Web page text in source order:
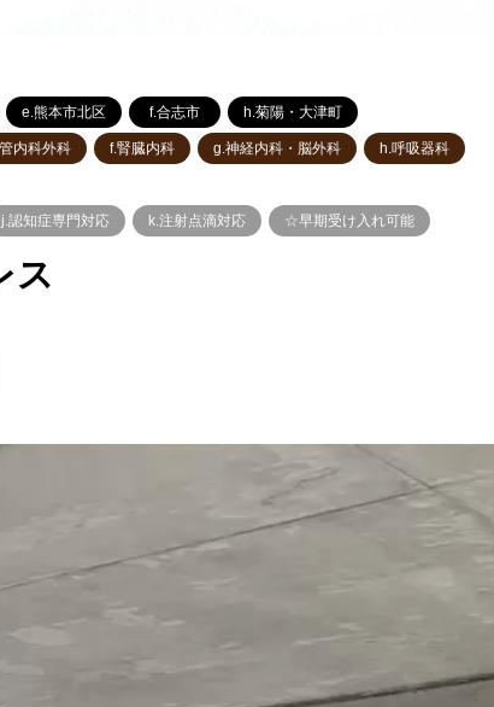
e.熊本市北区 f.合志市 h.菊陽・大津町
内科外科 f.腎臓内科 g.神経内科・脳外科 h.呼吸器科
j.認知症専門対応 k.注射点滴対応 ☆早期受け入れ可能
ス